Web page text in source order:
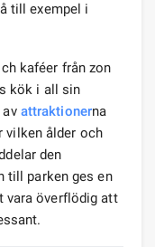
till exempel i
kaféer från zon
kök i all sin
av attraktionerna
vilken ålder och
den
till parken ges en
vara överflödig att